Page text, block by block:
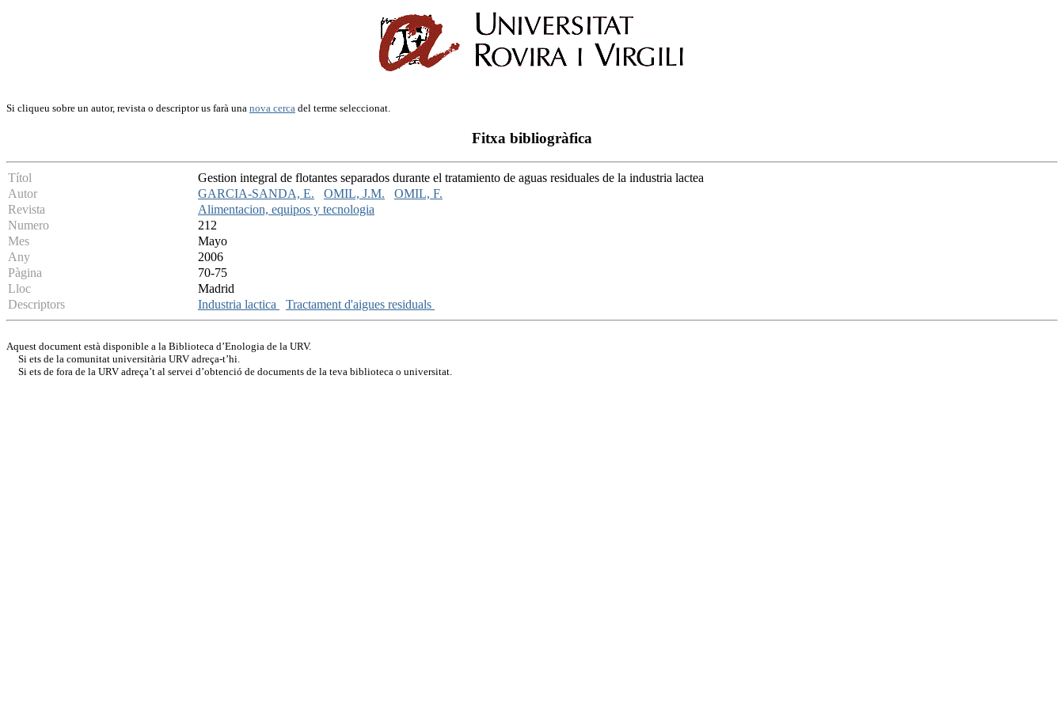
Si cliqueu sobre un autor, revista o descriptor us farà una nova cerca del terme seleccionat.
Fitxa bibliogràfica
Títol
Gestion integral de flotantes separados durante el tratamiento de aguas residuales de la industria lactea
Autor
GARCIA-SANDA, E. OMIL, J.M.
OMIL, F.
Revista
Alimentacion, equipos y tecnologia
Numero
212
Mes
Mayo
Any
2006
Pàgina
70-75
Lloc
Madrid
Descriptors
Industria lactica Tractament d'aigues residuals
Aquest document està disponible a la Biblioteca d’Enologia de la URV.
Si ets de la comunitat universitària URV adreça-t’hi.
Si ets de fora de la URV adreça’t al servei d’obtenció de documents de la teva biblioteca o universitat.